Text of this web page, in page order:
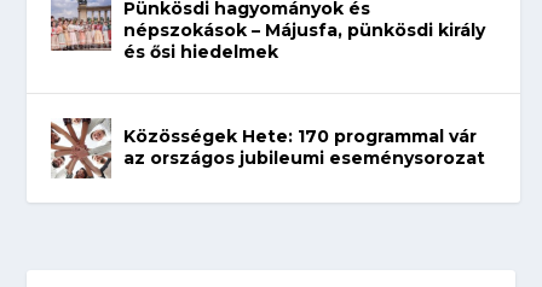
Pünkösdi hagyományok és
népszokások – Májusfa, pünkösdi király
és ősi hiedelmek
Közösségek Hete: 170 programmal vár
az országos jubileumi eseménysorozat